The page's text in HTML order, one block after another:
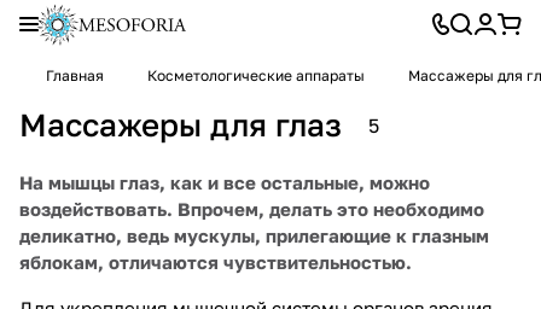
Главная Косметологические аппараты Массажеры для
Массажеры для глаз 5
На мышцы глаз, как и все остальные, можно
воздействовать. Впрочем, делать это необходимо
деликатно, ведь мускулы, прилегающие к глазным
яблокам, отличаются чувствительностью.